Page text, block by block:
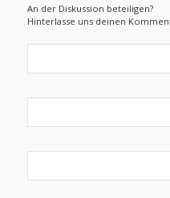
An der Diskussion beteiligen?
Hinterlasse uns deinen